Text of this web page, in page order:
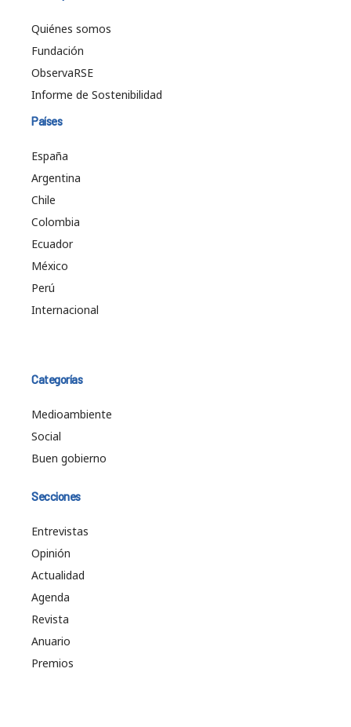
Quiénes somos
Fundación
ObservaRSE
Informe de Sostenibilidad
Países
España
Argentina
Chile
Colombia
Ecuador
México
Perú
Internacional
Categorías
Medioambiente
Social
Buen gobierno
Secciones
Entrevistas
Opinión
Actualidad
Agenda
Revista
Anuario
Premios